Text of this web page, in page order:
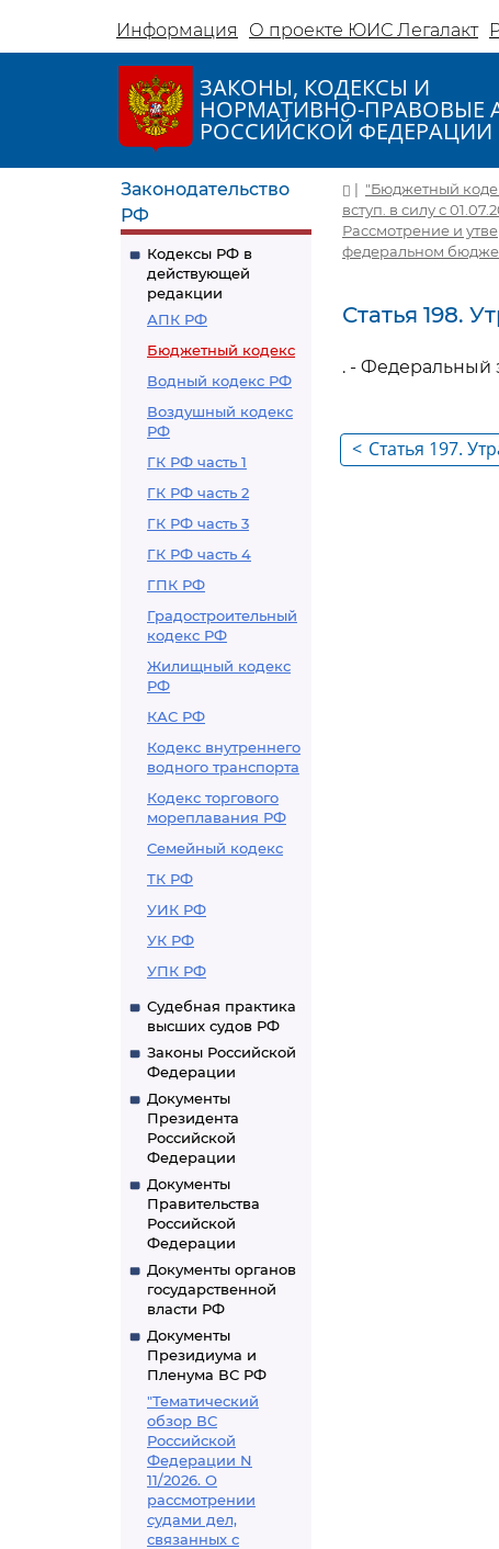
Информация О проекте ЮИС Легалакт
ЗАКОНЫ, КОДЕКСЫ И
НОРМАТИВНО-ПРАВОВЫЕ
РОССИЙСКОЙ ФЕДЕРАЦИИ
Законодательство
РФ
Кодексы РФ в
действующей
редакции
АПК РФ
Бюджетный кодекс
Водный кодекс РФ
Воздушный кодекс
РФ
ГК РФ часть 1
ГК РФ часть 2
ГК РФ часть 3
ГК РФ часть 4
ГПК РФ
Градостроительный
кодекс РФ
Жилищный кодекс
РФ
КАС РФ
Кодекс внутреннего
водного транспорта
Кодекс торгового
мореплавания РФ
Семейный кодекс
ТК РФ
УИК РФ
УК РФ
УПК РФ
Судебная практика
высших судов РФ
Законы Российской
Федерации
Документы
Президента
Российской
Федерации
Документы
Правительства
Российской
Федерации
Документы органов
государственной
власти РФ
Документы
Президиума и
Пленума ВС РФ
"Тематический
обзор ВС
Российской
Федерации N
11/2026. О
рассмотрении
судами дел,
связанных с
| "Бюджетный
вступ. в силу с
Рассмотрение и
федеральном
Статья 198.
. - Федеральный
< Статья 197.